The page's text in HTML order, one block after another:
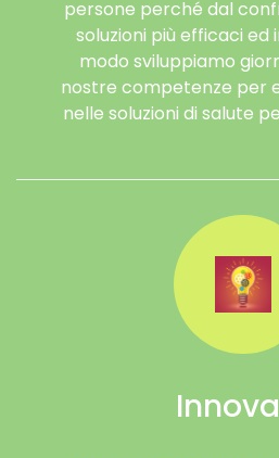
persone perché dal
soluzioni più efficaci ed
modo sviluppiamo
nostre competenze per
nelle soluzioni di salute